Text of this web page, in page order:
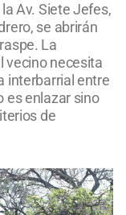
Av. Siete Jefes,
se abrirán
La
vecino necesita
interbarrial entre
es enlazar sino
de